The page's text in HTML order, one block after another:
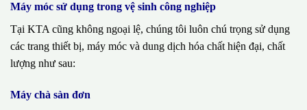
Máy móc sử dụng trong vệ sinh công nghiệp
Tại KTA cũng không ngoại lệ, chúng tôi luôn chú trọng sử dụng
các trang thiết bị, máy móc và dung dịch hóa chất hiện đại, chất
lượng như sau:
Máy chà sàn đơn